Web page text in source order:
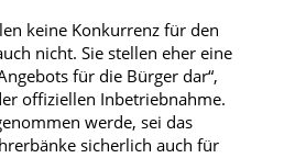
keine Konkurrenz für den
nicht. Sie stellen eher eine
für die Bürger dar“,
offiziellen Inbetriebnahme.
werde, sei das
sicherlich auch für